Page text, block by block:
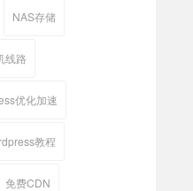
NAS存储
线路
优化加速
教程
免费CDN